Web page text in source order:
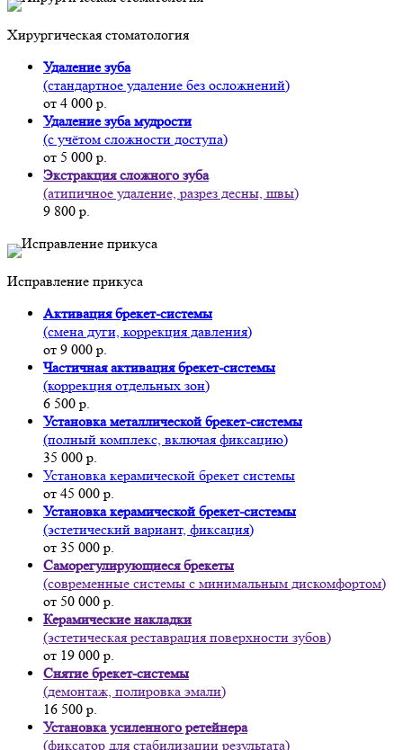
Хирургическая стоматология
Удаление зуба
(стандартное удаление без осложнений)
от 4 000 р.
Удаление зуба мудрости
(с учётом сложности доступа)
от 5 000 р.
Экстракция сложного зуба
(атипичное удаление, разрез десны, швы)
9 800 р.
Исправление прикуса
Активация брекет-системы
(смена дуги, коррекция давления)
от 9 000 р.
Частичная активация брекет-системы
(коррекция отдельных зон)
6 500 р.
Установка металлической брекет-системы
(полный комплекс, включая фиксацию)
35 000 р.
Установка керамической брекет системы
от 45 000 р.
Установка керамической брекет-системы
(эстетический вариант, фиксация)
от 35 000 р.
Саморегулирующиеся брекеты
(современные системы с минимальным дискомфортом)
от 50 000 р.
Керамические накладки
(эстетическая реставрация поверхности зубов)
от 19 000 р.
Снятие брекет-системы
(демонтаж, полировка эмали)
16 500 р.
Установка усиленного ретейнера
(фиксатор для стабилизации результата)